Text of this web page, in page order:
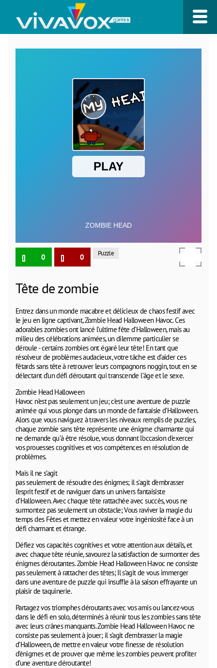
0 0 Puzzle
Tête de zombie
Entrez dans un monde macabre et délicieux de chaos festif avec
le jeu en ligne captivant, Zombie Head Halloween Havoc. Ces
adorables zombies ont lancé l’ultime fête d’Halloween, mais au
milieu des célébrations animées, un dilemme particulier se
déroule - certains zombies ont égaré leur tête! En tant que
résolveur de problèmes audacieux, votre tâche est d’aider ces
fêtards sans tête à retrouver leurs compagnons noggin, tout en se
délectant d’un défi déroutant qui transcende l’âge et le sexe.
Zombie Head Halloween
Havoc n’est pas seulement un jeu; c’est une aventure de puzzle
animée qui vous plonge dans un monde de fantaisie d’Halloween.
Alors que vous naviguez à travers les niveaux remplis de puzzles,
chaque zombie sans tête représente une énigme charmante qui
ne demande qu’à être résolue, vous donnant l’occasion d’exercer
vos prouesses cognitives et vos compétences en résolution de
problèmes.
Mais il ne s’agit
pas seulement de résoudre des énigmes; il s’agit d’embrasser
l’esprit festif et de naviguer dans un univers fantaisiste
d’Halloween. Avec chaque tête rattachée avec succès, vous ne
surmontez pas seulement un obstacle; Vous raviver la magie du
temps des Fêtes et mettez en valeur votre ingéniosité face à un
défi charmant et étrange.
Défiez vos capacités cognitives et votre attention aux détails, et
avec chaque tête réunie, savourez la satisfaction de surmonter des
énigmes déroutantes. Zombie Head Halloween Havoc ne consiste
pas seulement à rattacher des têtes; Il s’agit de vous immerger
dans une aventure de puzzle qui insuffle à la saison effrayante un
plaisir de taquinerie.
Partagez vos triomphes déroutants avec vos amis ou lancez-vous
dans le défi en solo, déterminés à réunir tous les zombies sans tête
avec leurs crânes manquants. Zombie Head Halloween Havoc ne
consiste pas seulement à jouer; il s’agit d’embrasser la magie
d’Halloween, de mettre en valeur votre finesse de résolution
d’énigmes et de prouver que même les zombies peuvent profiter
d’une aventure déroutante!